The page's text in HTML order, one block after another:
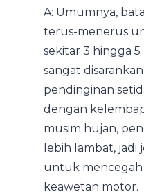
A: Umumnya,
terus-menerus
sekitar 3 hingga
sangat
pendinginan
dengan
musim hujan,
lebih lambat, jadi
untuk mencegah
keawetan motor.